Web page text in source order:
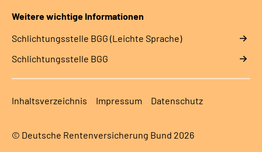
Weitere wichtige Informationen
Schlich­tungs­stel­le BGG (Leichte Sprache)
Schlich­tungs­stel­le BGG
Inhaltsverzeichnis Impressum Datenschutz
© Deutsche Rentenversicherung Bund 2026